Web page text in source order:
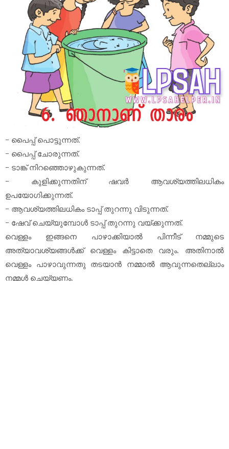
- പൈപ്പ് പൊട്ടുന്നത്.
- പൈപ്പ് ചോരുന്നത്.
- ടാങ്ക് നിറഞ്ഞൊഴുകുന്നത്.
- കുളിക്കുന്നതിന് ഷവർ ആവശ്യത്തിലധികം
ഉപയോഗിക്കുന്നത്.
- ആവശ്യത്തിലധികം ടാപ്പ് തുറന്നു വിടുന്നത്.
- ഷേവ് ചെയ്യുമ്പോൾ ടാപ്പ് തുറന്നു വയ്‌ക്കുന്നത്‌.
വെള്ളം ഇങ്ങനെ പാഴാക്കിയാൽ പിന്നീട് നമ്മുടെ
അത്യാവശ്യങ്ങൾക്ക് വെള്ളം കിട്ടാതെ വരും. അതിനാൽ
വെള്ളം പാഴാവുന്നതു തടയാൻ നമ്മാൽ ആവുന്നതെല്ലാം
നമ്മൾ ചെയ്യണം.